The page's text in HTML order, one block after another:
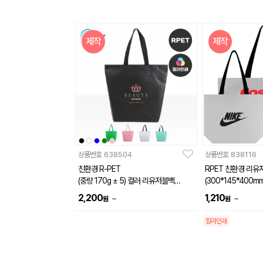
제작
상품번호 638504
친환경 R-PET
(중량 170g ± 5) 컬러 리유저블백
(510x150x460, 660x160x460mm)
2,200원 ~
제작
상품번호 838116
RPET 친환경 리유
1,210원 ~
칼라인쇄